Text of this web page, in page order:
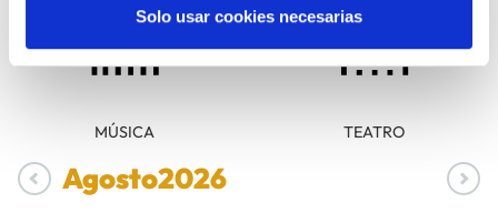
Solo usar cookies necesarias
MÚSICA TEATRO
Agosto2026